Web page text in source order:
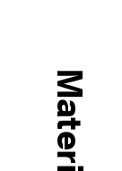
Material